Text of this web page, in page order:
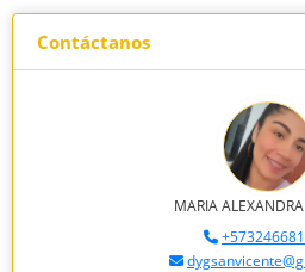
Contáctanos
MARIA ALEXANDRA